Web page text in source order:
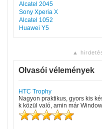
Alcatel 2045
Sony Xperia X
Alcatel 1052
Huawei Y5
▲
Olvasói vélemények
HTC Trophy
Nagyon praktikus, gyors kis
k közül való, amin már